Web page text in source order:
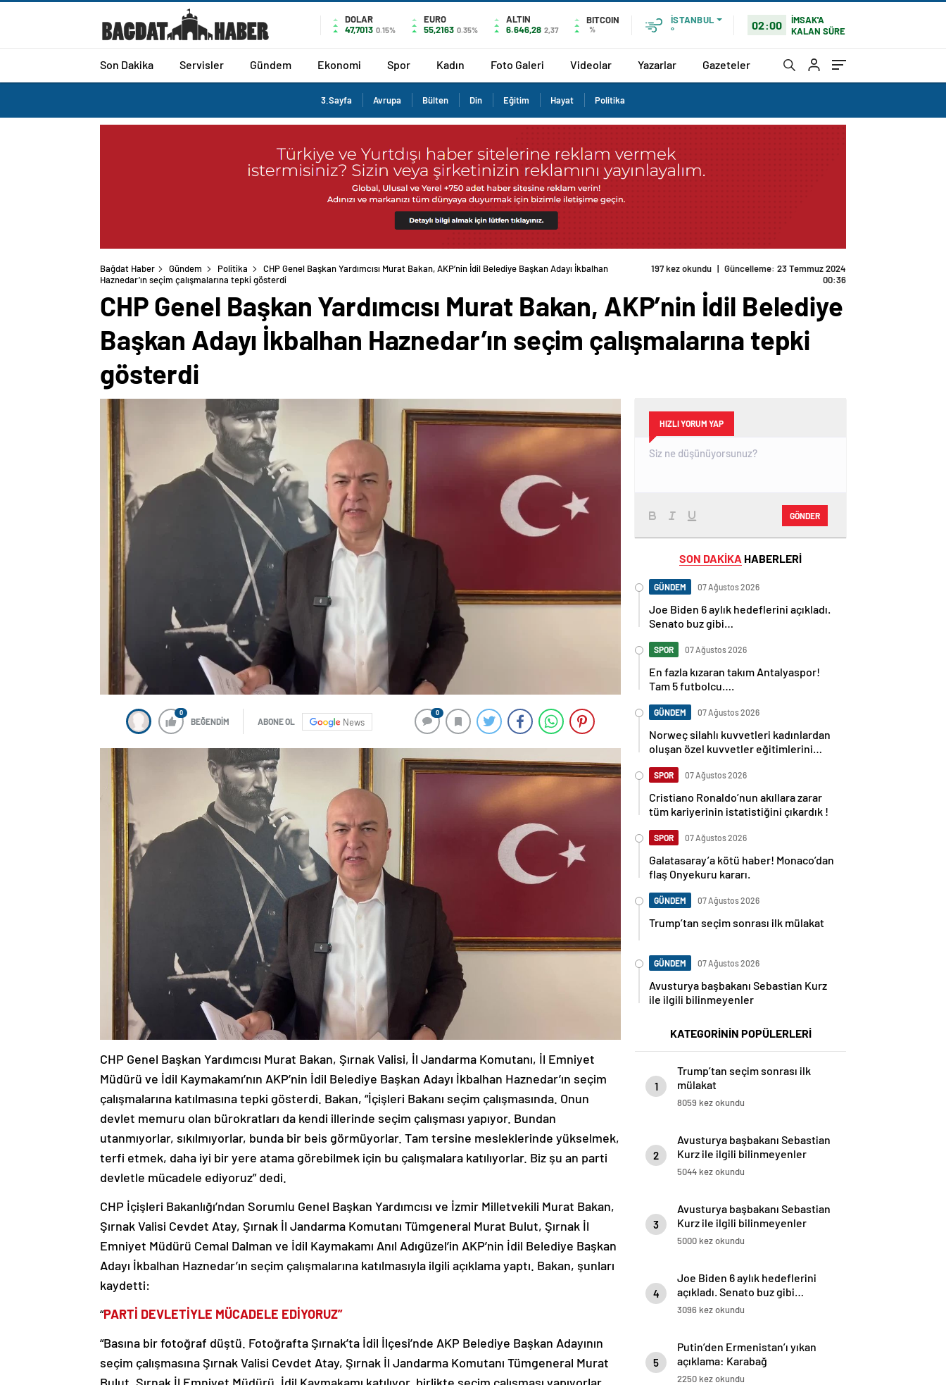
DOLAR
47,7013 0.15%
EURO
55,2163 0.35%
ALTIN
6.646,28 2,37
BITCOIN
%
İSTANBUL
°
02:00
İMSAK'A
KALAN SÜRE
Son Dakika Servisler Gündem Ekonomi Spor Kadın Foto Galeri Videolar Yazarlar Gazeteler
3.Sayfa Avrupa Bülten Din Eğitim Hayat Politika
Bağdat Haber Gündem Politika
CHP Genel Başkan Yardımcısı Murat Bakan, AKP’nin İdil Belediye Başkan Adayı İkbalhan
Haznedar’ın seçim çalışmalarına tepki gösterdi
197 kez okundu | Güncelleme: 23 Temmuz 2024
00:36
CHP Genel Başkan Yardımcısı Murat Bakan, AKP’nin İdil Belediye
Başkan Adayı İkbalhan Haznedar’ın seçim çalışmalarına tepki
gösterdi
0
BEĞENDİM ABONE OL News
0
CHP Genel Başkan Yardımcısı Murat Bakan, Şırnak Valisi, İl Jandarma Komutanı, İl Emniyet
Müdürü ve İdil Kaymakamı’nın AKP’nin İdil Belediye Başkan Adayı İkbalhan Haznedar’ın seçim
çalışmalarına katılmasına tepki gösterdi. Bakan, “İçişleri Bakanı seçim çalışmasında. Onun
devlet memuru olan bürokratları da kendi illerinde seçim çalışması yapıyor. Bundan
utanmıyorlar, sıkılmıyorlar, bunda bir beis görmüyorlar. Tam tersine mesleklerinde yükselmek,
terfi etmek, daha iyi bir yere atama görebilmek için bu çalışmalara katılıyorlar. Biz şu an parti
devletle mücadele ediyoruz” dedi.
CHP İçişleri Bakanlığı’ndan Sorumlu Genel Başkan Yardımcısı ve İzmir Milletvekili Murat Bakan,
Şırnak Valisi Cevdet Atay, Şırnak İl Jandarma Komutanı Tümgeneral Murat Bulut, Şırnak İl
Emniyet Müdürü Cemal Dalman ve İdil Kaymakamı Anıl Adıgüzel’in AKP’nin İdil Belediye Başkan
Adayı İkbalhan Haznedar’ın seçim çalışmalarına katılmasıyla ilgili açıklama yaptı. Bakan, şunları
kaydetti:
“PARTİ DEVLETİYLE MÜCADELE EDİYORUZ”
“Basına bir fotoğraf düştü. Fotoğrafta Şırnak’ta İdil İlçesi’nde AKP Belediye Başkan Adayının
seçim çalışmasına Şırnak Valisi Cevdet Atay, Şırnak İl Jandarma Komutanı Tümgeneral Murat
Bulut, Şırnak İl Emniyet Müdürü, İdil Kaymakamı katılıyor, birlikte seçim çalışması yapıyorlar.
HIZLI YORUM YAP
GÖNDER
SON DAKİKA HABERLERİ
GÜNDEM 07 Ağustos 2026
Joe Biden 6 aylık hedeflerini açıkladı.
Senato buz gibi…
SPOR 07 Ağustos 2026
En fazla kızaran takım Antalyaspor!
Tam 5 futbolcu….
GÜNDEM 07 Ağustos 2026
Norweç silahlı kuvvetleri kadınlardan
oluşan özel kuvvetler eğitimlerini
SPOR 07 Ağustos 2026
Cristiano Ronaldo’nun akıllara zarar
tüm kariyerinin istatistiğini çıkardık !
SPOR 07 Ağustos 2026
Galatasaray’a kötü haber! Monaco’dan
flaş Onyekuru kararı.
GÜNDEM 07 Ağustos 2026
Trump’tan seçim sonrası ilk mülakat
GÜNDEM 07 Ağustos 2026
Avusturya başbakanı Sebastian Kurz
ile ilgili bilinmeyenler
KATEGORİNİN POPÜLERLERİ
1
Trump’tan seçim sonrası ilk
mülakat
8059 kez okundu
2
Avusturya başbakanı Sebastian
Kurz ile ilgili bilinmeyenler
5044 kez okundu
3
Avusturya başbakanı Sebastian
Kurz ile ilgili bilinmeyenler
5000 kez okundu
4
Joe Biden 6 aylık hedeflerini
açıkladı. Senato buz gibi…
3096 kez okundu
5
Putin’den Ermenistan’ı yıkan
açıklama: Karabağ
Azerbaycan’ın ayrılmaz bir
2250 kez okundu